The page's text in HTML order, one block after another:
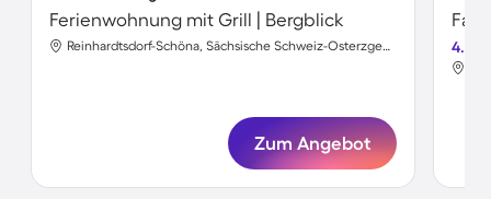
Ferienwohnung mit Grill | Bergblick
Reinhardtsdorf-Schöna, Sächsische Schweiz-Osterzgebirge, Deutschland
Zum Angebot
4.0